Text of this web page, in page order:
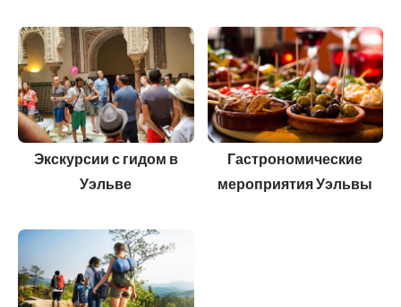
Экскурсии с гидом в
Уэльве
Гастрономические
мероприятия Уэльвы